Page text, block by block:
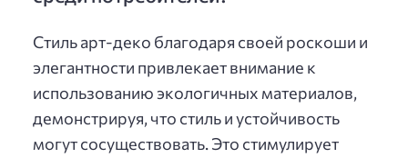
Стиль арт-деко благодаря своей роскоши и
элегантности привлекает внимание к
использованию экологичных материалов,
демонстрируя, что стиль и устойчивость
могут сосуществовать. Это стимулирует